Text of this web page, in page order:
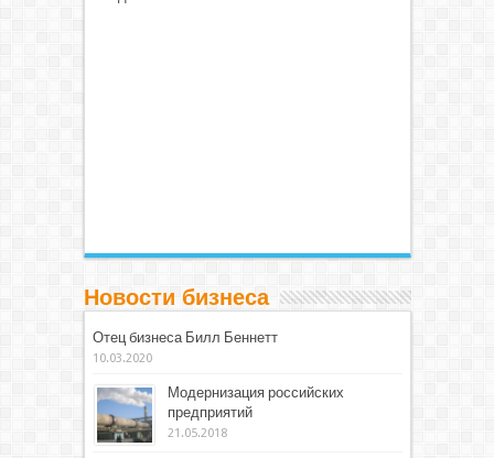
Новости бизнеса
Отец бизнеса Билл Беннетт
10.03.2020
Модернизация российских
предприятий
21.05.2018